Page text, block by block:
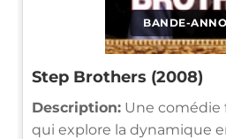
BANDE-
Step Brothers (2008)
Description: Une comédie
qui explore la dynamique